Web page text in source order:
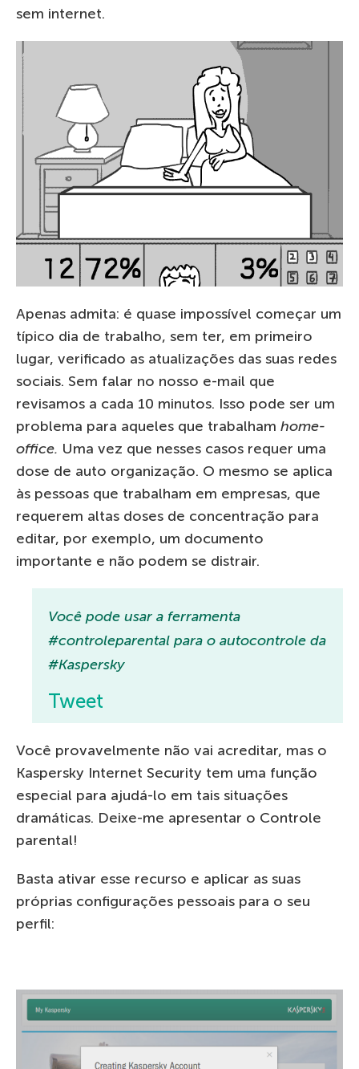
sem internet.
Apenas admita: é quase impossível começar um
típico dia de trabalho, sem ter, em primeiro
lugar, verificado as atualizações das suas redes
sociais. Sem falar no nosso e-mail que
revisamos a cada 10 minutos. Isso pode ser um
problema para aqueles que trabalham home-
office. Uma vez que nesses casos requer uma
dose de auto organização. O mesmo se aplica
às pessoas que trabalham em empresas, que
requerem altas doses de concentração para
editar, por exemplo, um documento
importante e não podem se distrair.
Você pode usar a ferramenta
#controleparental para o autocontrole da
#Kaspersky
Tweet
Você provavelmente não vai acreditar, mas o
Kaspersky Internet Security tem uma função
especial para ajudá-lo em tais situações
dramáticas. Deixe-me apresentar o Controle
parental!
Basta ativar esse recurso e aplicar as suas
próprias configurações pessoais para o seu
perfil: